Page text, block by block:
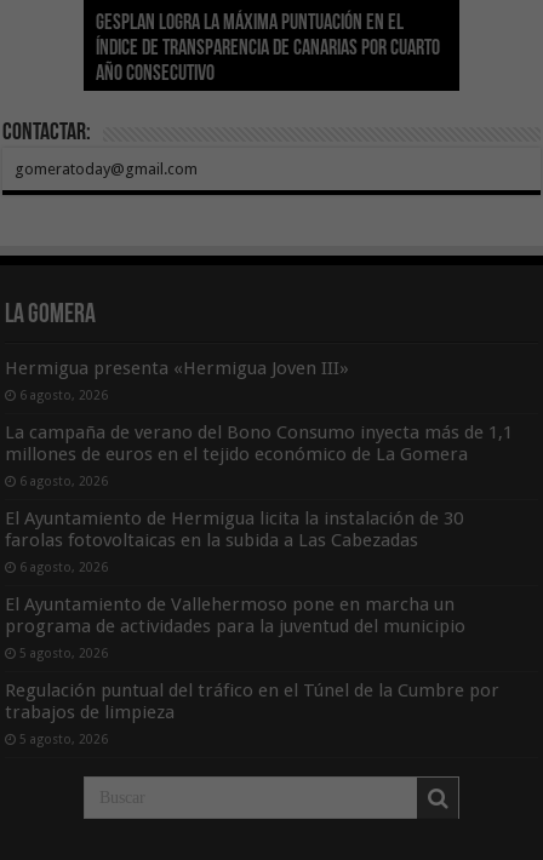
Gesplan logra la máxima puntuación en el
Índice de Transparencia de Canarias por cuarto
año consecutivo
El Gobierno canario concede ayudas del
POSEICAN-Pesca al sector por valor de 7,09 M€
tras aumentar las cuantías
Transición Ecológica coordina con Ashotel su
adhesión a la Red de Refugios Climáticos de
Canarias
Visocan incorpora 170 pisos a su parque de
vivienda protegida en régimen de alquiler
asequible de Tenerife
Sanidad refuerza la capacidad diagnóstica de
los centros de salud con el impulso de la
ecografía clínica
El Gobierno de Canarias convoca el Concurso de
Sal Marina Agrocanarias 2026
Contactar:
gomeratoday@gmail.com
La Gomera
Hermigua presenta «Hermigua Joven III»
6 agosto, 2026
La campaña de verano del Bono Consumo inyecta más de 1,1
millones de euros en el tejido económico de La Gomera
6 agosto, 2026
El Ayuntamiento de Hermigua licita la instalación de 30
farolas fotovoltaicas en la subida a Las Cabezadas
6 agosto, 2026
El Ayuntamiento de Vallehermoso pone en marcha un
programa de actividades para la juventud del municipio
5 agosto, 2026
Regulación puntual del tráfico en el Túnel de la Cumbre por
trabajos de limpieza
5 agosto, 2026